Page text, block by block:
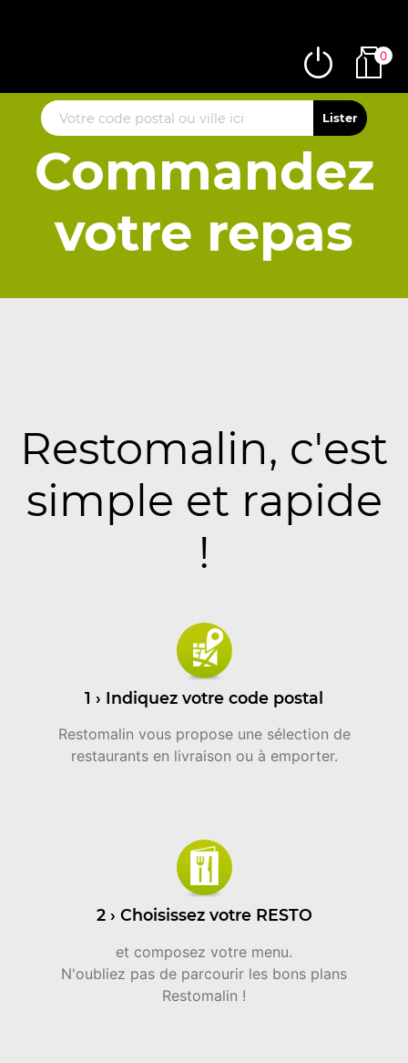
0
Commandez
votre repas
Restomalin, c'est
simple et rapide
!
1 › Indiquez votre code postal
Restomalin vous propose une sélection de
restaurants en livraison ou à emporter.
2 › Choisissez votre RESTO
et composez votre menu.
N'oubliez pas de parcourir les bons plans
Restomalin !